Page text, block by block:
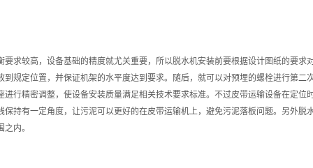
较高，设备基础的精度就尤关重要，所以脱水机安装前要根据设计图纸的要求
规定位置，并保证机架的水平度达到要求。随后，就可以对预埋的螺栓进行第二
行精密调整，使设备安装质量满足相关技术要求标准。不过皮带运输设备在定位
持有一定角度，让污泥可以更好的在皮带运输机上，避免污泥落板问题。另外脱
内。